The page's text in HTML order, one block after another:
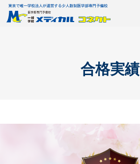
合格実績